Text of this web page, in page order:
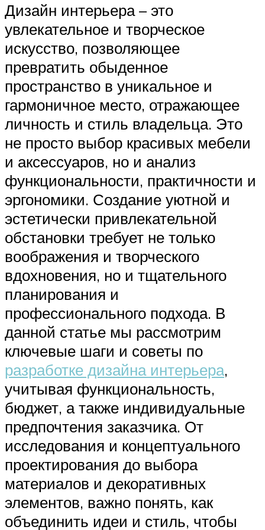
Дизайн интерьера – это
увлекательное и творческое
искусство, позволяющее
превратить обыденное
пространство в уникальное и
гармоничное место, отражающее
личность и стиль владельца. Это
не просто выбор красивых мебели
и аксессуаров, но и анализ
функциональности, практичности и
эргономики. Создание уютной и
эстетически привлекательной
обстановки требует не только
воображения и творческого
вдохновения, но и тщательного
планирования и
профессионального подхода. В
данной статье мы рассмотрим
ключевые шаги и советы по
разработке дизайна интерьера,
учитывая функциональность,
бюджет, а также индивидуальные
предпочтения заказчика. От
исследования и концептуального
проектирования до выбора
материалов и декоративных
элементов, важно понять, как
объединить идеи и стиль, чтобы